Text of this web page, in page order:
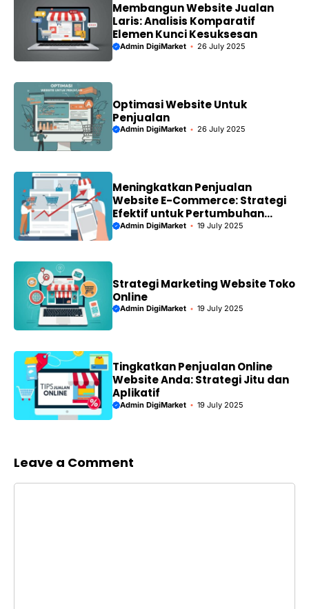
Membangun Website Jualan
Laris: Analisis Komparatif
Elemen Kunci Kesuksesan
Admin DigiMarket 26 July 2025
Optimasi Website Untuk
Penjualan
Admin DigiMarket 26 July 2025
Meningkatkan Penjualan
Website E-Commerce: Strategi
Efektif untuk Pertumbuhan
Bisnis
Admin DigiMarket 19 July 2025
Strategi Marketing Website Toko
Online
Admin DigiMarket 19 July 2025
Tingkatkan Penjualan Online
Website Anda: Strategi Jitu dan
Aplikatif
Admin DigiMarket 19 July 2025
Leave a Comment